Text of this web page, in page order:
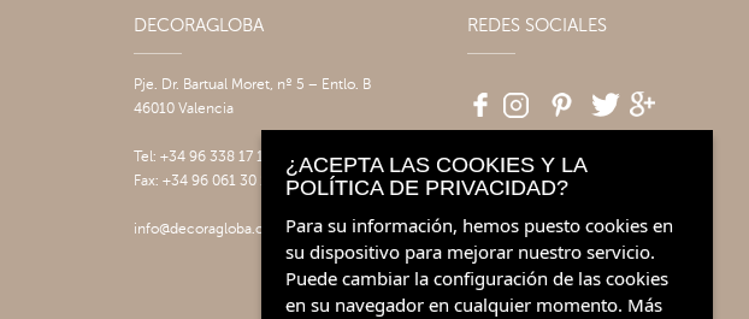
DECORAGLOBA
Pje. Dr. Bartual Moret, nº 5 – Entlo. B
46010 Valencia
Tel: +34 96 338 17 17
Fax: +34 96 061 30 14
info@decoragloba.com
REDES SOCIALES
¿ACEPTA LAS COOKIES Y LA
POLÍTICA DE PRIVACIDAD?
Para su información, hemos puesto cookies en
su dispositivo para mejorar nuestro servicio.
Puede cambiar la configuración de las cookies
en su navegador en cualquier momento. Más